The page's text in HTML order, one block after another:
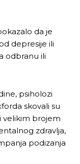
da je
depresije ili
odbranu ili
psiholozi
skovali su
velikim brojem
zdravlja,
podizanja